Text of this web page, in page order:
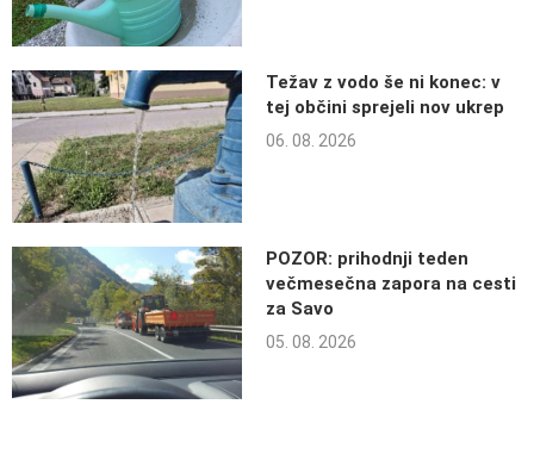
Težav z vodo še ni konec: v
tej občini sprejeli nov ukrep
06. 08. 2026
POZOR: prihodnji teden
večmesečna zapora na cesti
za Savo
05. 08. 2026